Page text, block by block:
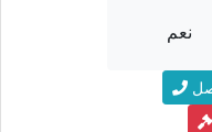
نعم